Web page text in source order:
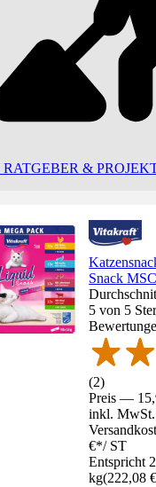
&
Snack
5 von 5
(2)
Preis —
inkl.
€*/ ST
Entspricht
kg(222,08